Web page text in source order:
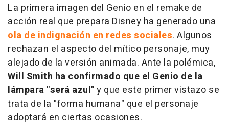
La primera imagen del Genio en el remake de
acción real que prepara Disney ha generado una
ola de indignación en redes sociales. Algunos
rechazan el aspecto del mítico personaje, muy
alejado de la versión animada. Ante la polémica,
Will Smith ha confirmado que el Genio de la
lámpara "será azul"y que este primer vistazo se
trata de la "forma humana" que el personaje
adoptará en ciertas ocasiones.